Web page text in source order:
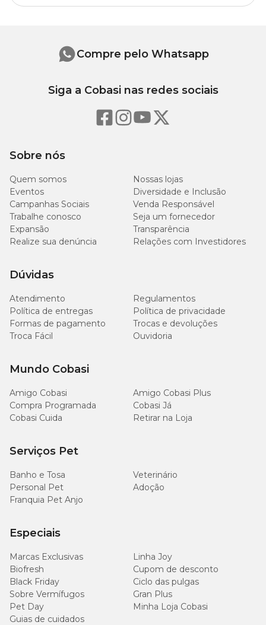
Sobre nós
Quem somos
Nossas lojas
Eventos
Diversidade e Inclusão
Campanhas Sociais
Venda Responsável
Trabalhe conosco
Seja um fornecedor
Expansão
Transparência
Realize sua denúncia
Relações com Investidores
Dúvidas
Atendimento
Regulamentos
Política de entregas
Política de privacidade
Formas de pagamento
Trocas e devoluções
Troca Fácil
Ouvidoria
Mundo Cobasi
Amigo Cobasi
Amigo Cobasi Plus
Compra Programada
Cobasi Já
Cobasi Cuida
Retirar na Loja
Serviços Pet
Banho e Tosa
Veterinário
Personal Pet
Adoção
Franquia Pet Anjo
Especiais
Marcas Exclusivas
Linha Joy
Biofresh
Cupom de desconto
Black Friday
Ciclo das pulgas
Sobre Vermífugos
Gran Plus
Pet Day
Minha Loja Cobasi
Guias de cuidados
Compre pelo Whatsapp
Siga a Cobasi nas redes sociais